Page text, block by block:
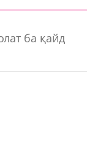
ба қайд